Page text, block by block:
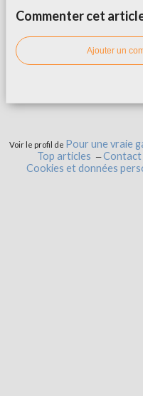
Commenter cet
Ajouter un
Voir le profil de Pour une vraie
Top articles Contact
Cookies et données